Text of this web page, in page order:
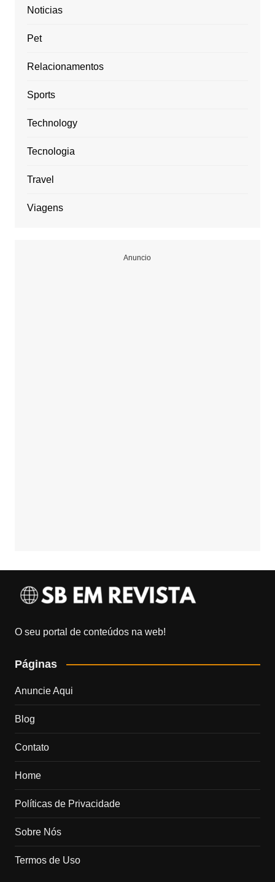
Noticias
Pet
Relacionamentos
Sports
Technology
Tecnologia
Travel
Viagens
Anuncio
O seu portal de conteúdos na web!
Páginas
Anuncie Aqui
Blog
Contato
Home
Políticas de Privacidade
Sobre Nós
Termos de Uso